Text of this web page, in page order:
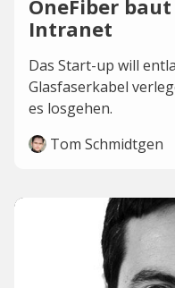
OneFiber
Intranet
Das Start-up will
Glasfaserkabel
es losgehen.
Tom Schmidtgen